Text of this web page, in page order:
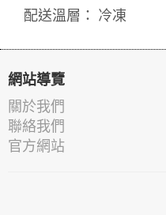
配送溫層： 冷凍
網站導覽
關於我們
聯絡我們
官方網站